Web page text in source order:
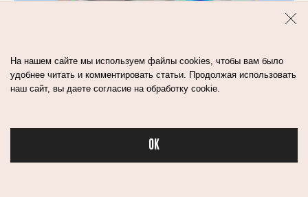
Бьюти в спорте
На нашем сайте мы используем файлы cookies, чтобы вам было
удобнее читать и комментировать статьи. Продолжая использовать
наш сайт, вы даете согласие на обработку cookie.
OK